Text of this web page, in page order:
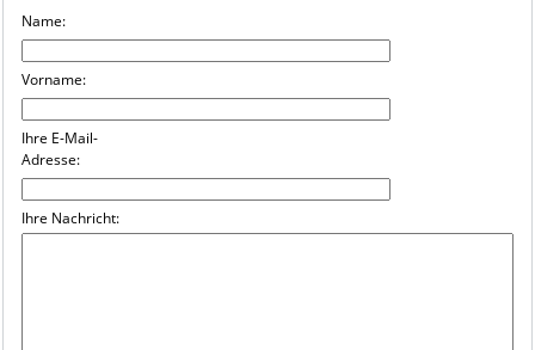
INTERNATIONAL
INTRANET
Name:
Vorname:
Ihre E-Mail-
Adresse:
Ihre Nachricht: